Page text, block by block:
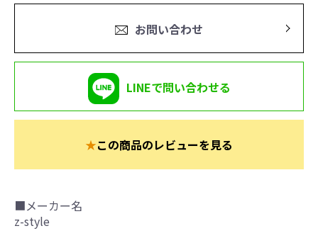
お問い合わせ
LINEで問い合わせる
★この商品のレビューを見る
■メーカー名
z-style